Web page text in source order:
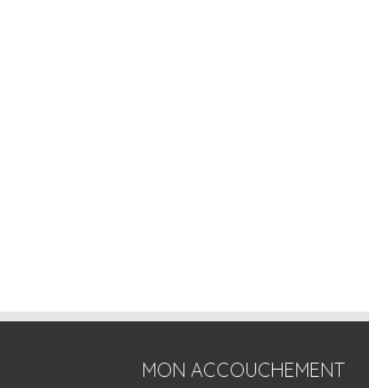
MON ACCOUCHEMENT